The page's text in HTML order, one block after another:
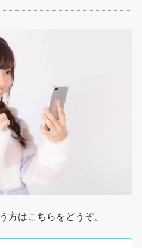
方はこちらをどうぞ。